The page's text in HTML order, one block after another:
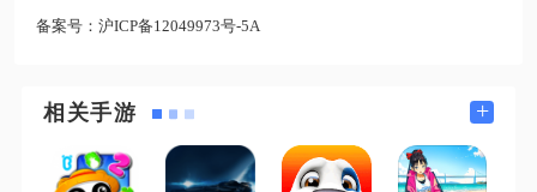
备案号： 沪ICP备12049973号-5A
相关手游 +